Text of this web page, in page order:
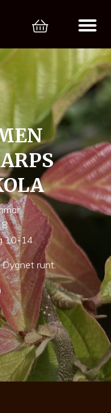
10-14
runt.